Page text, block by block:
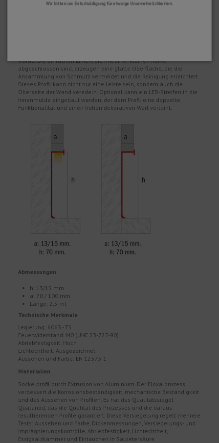
würde. Die einfachen Linien, die mit einer kleinen Kurve
abgeschlossen sind, erzeugen eine glatte Oberfläche, die die
Ansammlung von Schmutz vermeidet und die Reinigung erleichtert.
Dieses Profil kann nicht nur eine Leiste sein, sondern auch die
Oberseite der Wand veredeln. Optional kann ein LED-Streifen in die
Innenmulde eingebaut werden, der dem Profil eine doppelte
Funktionalität und einen hohen dekorativen Wert verleiht.
Abmessungen
h: 13/15 mm
a: 70 / 100 mm
Länge: 2,5 ml
Technische Merkmale
Legierung: 6063 - T5
Feuerwiderstand: M0 (UNE 23-727-90)
Abriebfestigkeit: Hoch
Lichtechtheit: Ausgezeichnet
Aussehen und Farbe: EN 12373-1
Materialien
Sockelprofil durch Extrusion von Aluminium. Der Eloxalprozess
verbessert die Korrosionsbeständigkeit, mechanische Beständigkeit
und das Aussehen von Profilen. Es hat das Qualitätssiegel
Qualanod, das die Qualität des Prozesses und die daraus
resultierenden Profile garantiert. Diese Versiegelung regelt mehrere
Tests: Aussehen und Farbe, Dickenmessungen, Versiegelungs- und
Imprägnierungskontrolle, Abriebfestigkeit, Lichtechtheit,
Essigsalzkammer und Eintauchen in Salpetersäure.
Wir bitten um Entschuldigung für etwaige Unannehmlichkeiten.